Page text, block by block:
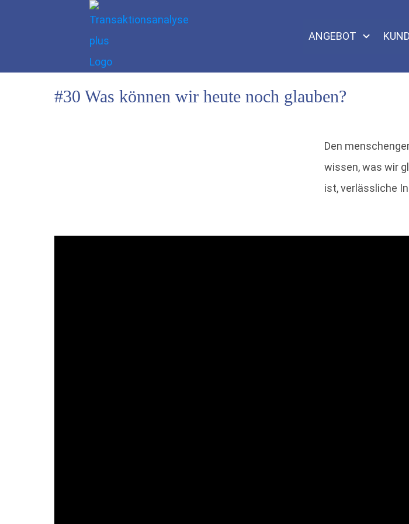
ANGEBOT
#30 Was können wir heute noch glauben?
Den
wissen, was wir
ist, verlässliche